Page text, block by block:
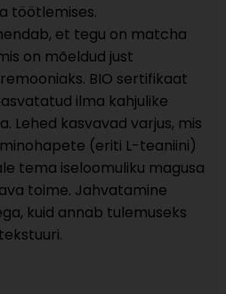
töötlemises.
et tegu on matcha
on mõeldud just
BIO sertifikaat
ilma kahjulike
Lehed kasvavad varjus, mis
(eriti L-teaniini)
tema iseloomuliku magusa
toime. Jahvatamine
kuid annab tulemuseks